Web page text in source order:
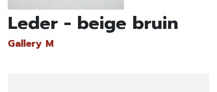
Leder - beige bruin
Gallery M